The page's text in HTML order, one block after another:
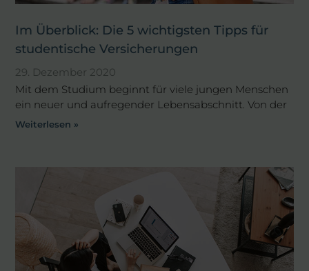
Im Überblick: Die 5 wichtigsten Tipps für
studentische Versicherungen
29. Dezember 2020
Mit dem Studium beginnt für viele jungen Menschen
ein neuer und aufregender Lebensabschnitt. Von der
Weiterlesen »